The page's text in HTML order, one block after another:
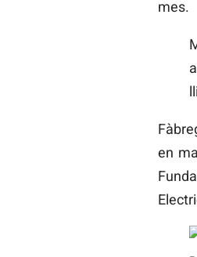
mes.
en